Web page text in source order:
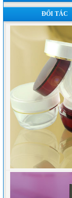
ĐỐI TÁC